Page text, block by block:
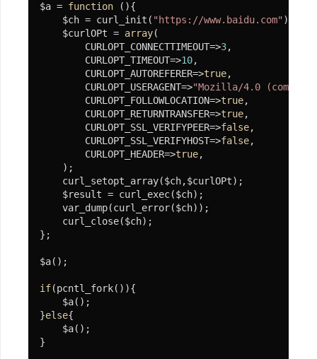
$a = function (){
    $ch = curl_init(
"https://www.baidu.com");
    $curlOPt =
array(
        CURLOPT_CONNECTTIMEOUT=>
3,
        CURLOPT_TIMEOUT=>
10,
        CURLOPT_AUTOREFERER=>
true,
        CURLOPT_USERAGENT=>
"Mozilla/4.0
        CURLOPT_FOLLOWLOCATION=>
true,
        CURLOPT_RETURNTRANSFER=>
true,
        CURLOPT_SSL_VERIFYPEER=>
false,
        CURLOPT_SSL_VERIFYHOST=>
false,
        CURLOPT_HEADER=>
true,
    );
    curl_setopt_array($ch,$curlOPt);
    $result = curl_exec($ch);
    var_dump(curl_error($ch));
    curl_close($ch);
};
$a();
if(pcntl_fork()){
    $a();
}else{
    $a();